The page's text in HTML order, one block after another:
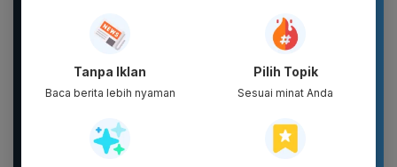
Stainless TUMBLER
900ML Coffee...
White Body Lotion
Whitening &
Moisturizing |...
Tanpa Iklan
Baca berita lebih nyaman
Pilih Topik
Sesuai minat Anda